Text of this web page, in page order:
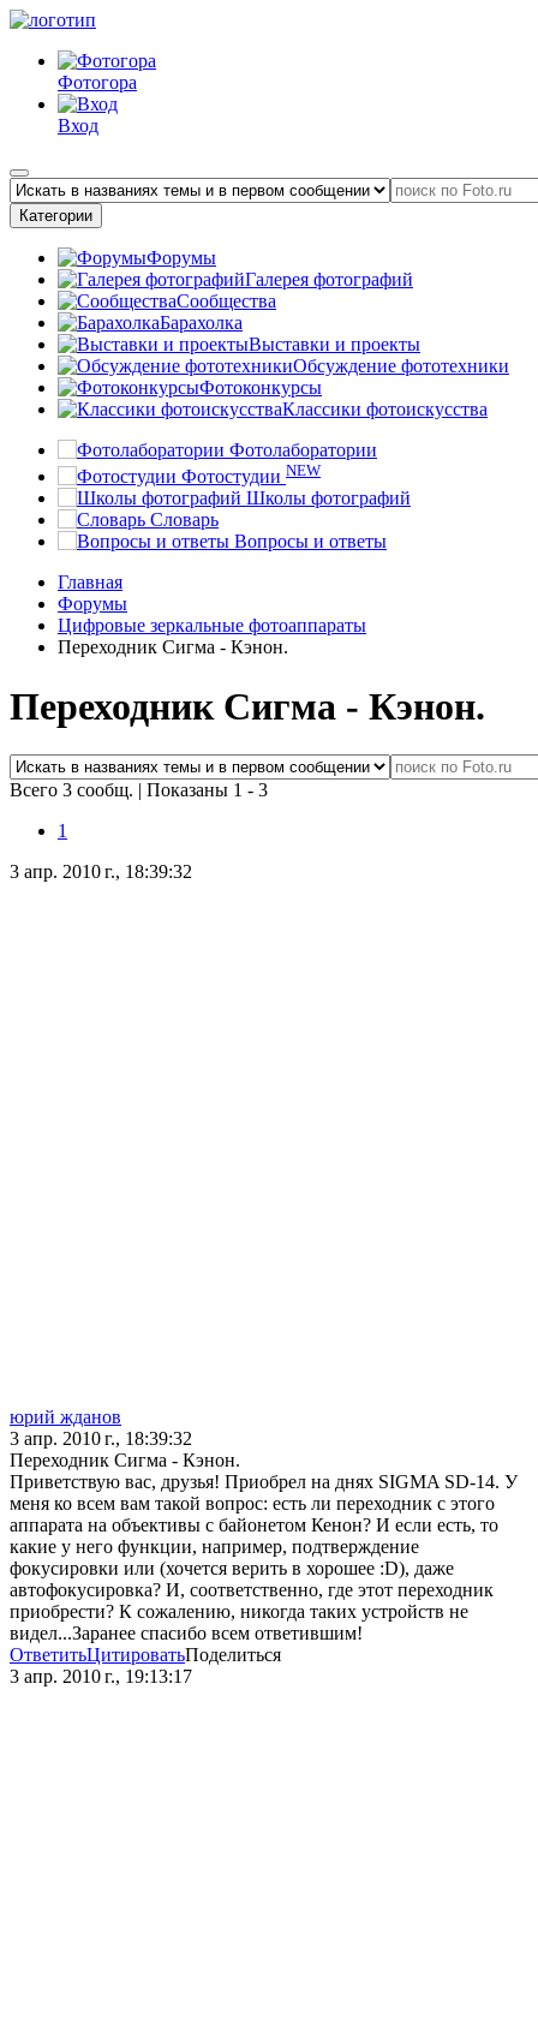
Фотогора
Вход
Категории
Форумы
Галерея фотографий
Сообщества
Барахолка
Выставки и проекты
Обсуждение фототехники
Фотоконкурсы
Классики фотоискусства
Фотолаборатории
Фотостудии NEW
Школы фотографий
Словарь
Вопросы и ответы
Главная
Форумы
Цифровые зеркальные фотоаппараты
Переходник Сигма - Кэнон.
Переходник Сигма - Кэнон.
Всего 3 сообщ. | Показаны 1 - 3
1
3 апр. 2010 г., 18:39:32
юрий жданов
3 апр. 2010 г., 18:39:32
Переходник Сигма - Кэнон.
Приветствую вас, друзья! Приобрел на днях SIGMA SD-14. У
меня ко всем вам такой вопрос: есть ли переходник с этого
аппарата на объективы с байонетом Кенон? И если есть, то
какие у него функции, например, подтверждение
фокусировки или (хочется верить в хорошее :D), даже
автофокусировка? И, соответственно, где этот переходник
приобрести? К сожалению, никогда таких устройств не
видел...Заранее спасибо всем ответившим!
ОтветитьЦитироватьПоделиться
3 апр. 2010 г., 19:13:17